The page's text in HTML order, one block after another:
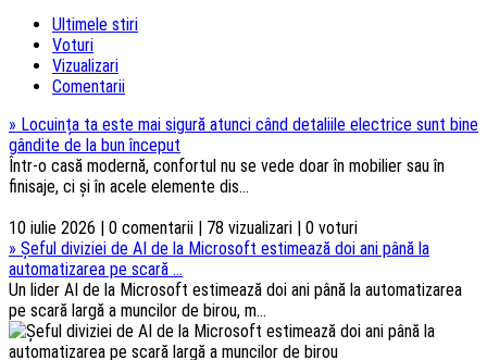
Ultimele stiri
Voturi
Vizualizari
Comentarii
» Locuința ta este mai sigură atunci când detaliile electrice sunt bine
gândite de la bun început
Într-o casă modernă, confortul nu se vede doar în mobilier sau în
finisaje, ci și în acele elemente dis...
10 iulie 2026 | 0 comentarii | 78 vizualizari | 0 voturi
» Șeful diviziei de AI de la Microsoft estimează doi ani până la
automatizarea pe scară ...
Un lider AI de la Microsoft estimează doi ani până la automatizarea
pe scară largă a muncilor de birou, m...